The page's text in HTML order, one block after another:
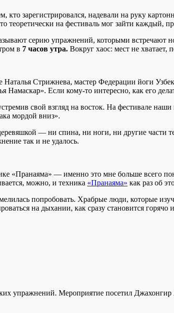
зарегистрировался, надевали на руку
на фестиваль мог зайти каждый,
серию упражнений, которыми
в 7 часов утра. Вокруг хаос: мест не хватает,
Наталья Стрижнева, мастер Федерации йоги
Если кому-то интересно, как его
свой взгляд на восток. На фестивале
мордой вниз».
— ни спина, ни ноги, ни другие части
так и не удалось.
«Пранаяма» — именно это мне больше всего
можно, и техника «Пранаяма» как раз об
попробовать. Храбрые люди, которые
на дыхании, как сразу становится горячо
упражнений. Мероприятие посетил